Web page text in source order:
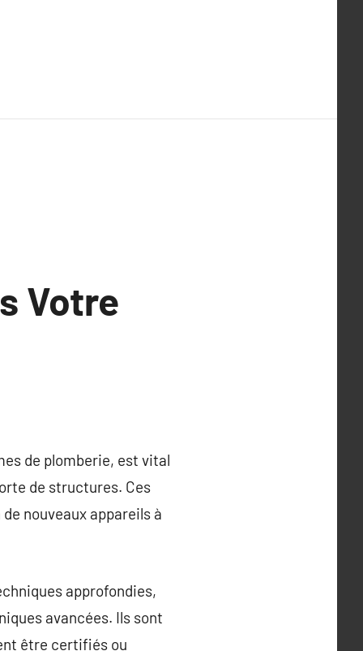
Votre
de plomberie, est vital
de structures. Ces
nouveaux appareils à
approfondies,
avancées. Ils sont
être certifiés ou